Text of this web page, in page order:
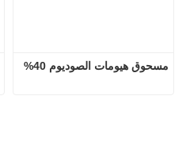
مسحوق هيومات الصوديوم 40%